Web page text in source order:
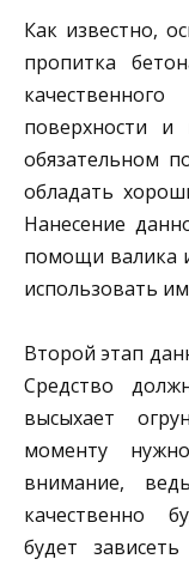
Как известно,
пропитка
поверхности и
обязательном
обладать
Нанесение
помощи валика
использовать
Второй этап
Средство
высыхает
моменту
внимание,
качественно
будет